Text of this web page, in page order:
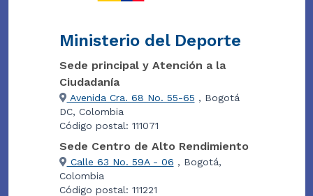
Ministerio del Deporte
Sede principal y Atención a la
Ciudadanía
Avenida Cra. 68 No. 55-65 , Bogotá
DC, Colombia
Código postal: 111071
Sede Centro de Alto Rendimiento
Calle 63 No. 59A - 06 , Bogotá,
Colombia
Código postal: 111221